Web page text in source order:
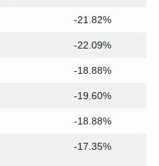
-21.82%
-22.09%
-18.88%
-19.60%
-18.88%
-17.35%